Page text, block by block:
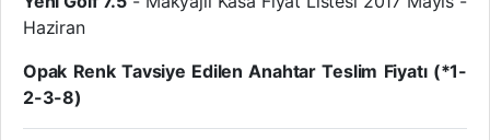
Haziran
Opak Renk Tavsiye Edilen Anahtar Teslim Fiyatı (*1-
2-3-8)